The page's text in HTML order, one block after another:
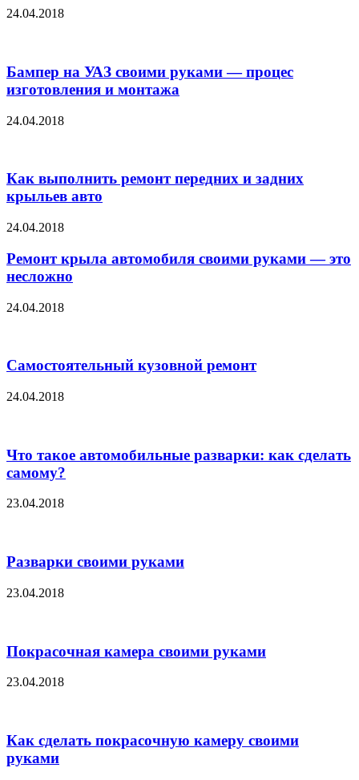
24.04.2018
Бампер на УАЗ своими руками — процес
изготовления и монтажа
24.04.2018
Как выполнить ремонт передних и задних
крыльев авто
24.04.2018
Ремонт крыла автомобиля своими руками — это
несложно
24.04.2018
Самостоятельный кузовной ремонт
24.04.2018
Что такое автомобильные разварки: как сделать
самому?
23.04.2018
Разварки своими руками
23.04.2018
Покрасочная камера своими руками
23.04.2018
Как сделать покрасочную камеру своими
руками